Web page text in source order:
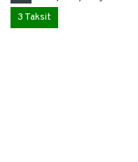
3 Taksit